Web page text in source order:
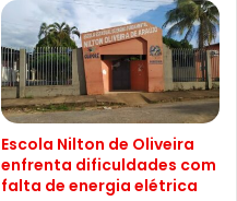
Escola Nilton de Oliveira
enfrenta dificuldades com
falta de energia elétrica